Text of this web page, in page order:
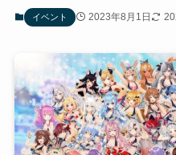
イベント 2023年8月1日